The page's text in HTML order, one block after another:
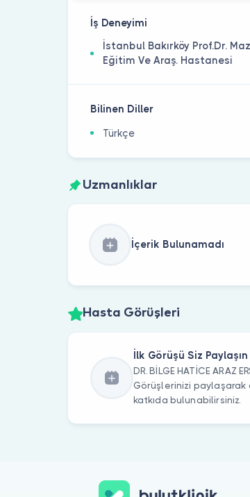
İş Deneyimi
İstanbul Bakırköy Prof.Dr.
Eğitim Ve Araş. Hastanesi
Bilinen Diller
Türkçe
Uzmanlıklar
İçerik Bulunamadı
Hasta Görüşleri
İlk Görüşü Siz Paylaşın
DR. BİLGE HATİCE ARAZ
Görüşlerinizi paylaşarak
katkıda bulunabilirsiniz.